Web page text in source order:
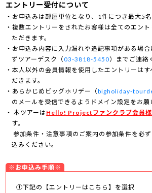
エントリー受付について
お申込みは部屋単位となり、1件につき最大5名
複数エントリーをされたお客様は全てのエン
ただきます。
お申込み内容に入力漏れや追記事項がある場
ずツアーデスク（03-3818-5450）までご連絡
本人以外の会員情報を使用したエントリーは
だきます。
あらかじめビッグホリデー（bigholiday-
のメールを受信できるようドメイン設定をお願
本ツアーはHello! Projectファンクラブ会員
す。
参加条件・注意事項のご案内の参加条件を必
込みください。
※お申込み手順※
①下記の【エントリーはこちら】を選択